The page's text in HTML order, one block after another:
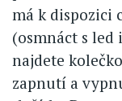
má k dispozici
(osmnáct s led
najdete
zapnutí a